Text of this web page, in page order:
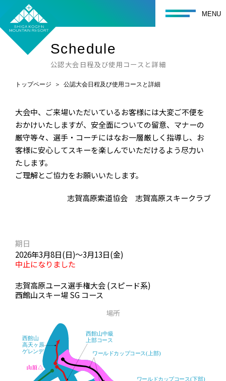
toggle MENU
Schedule
公認大会日程及び使用コースと詳細
トップページ 公認大会日程及び使用コースと詳細
大会中、ご来場いただいているお客様には大変ご不便を
おかけいたしますが、安全面についての留意、マナーの
厳守等々、選手・コーチにはなお一層厳しく指導し、お
客様に安心してスキーを楽しんでいただけるよう尽力い
たします。
ご理解とご協力をお願いいたします。
志賀高原索道協会 志賀高原スキークラブ
期日
2026年3月8日(日)～3月13日(金)
中止になりました
志賀高原ユース選手権大会 (スピード系)
西館山スキー場 SG コース
場所